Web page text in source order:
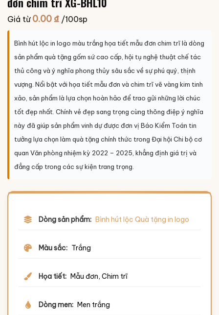
Giá từ 0.00₫ /100sp
Bình hút lộc in logo màu trắng họa tiết mẫu đơn chim trĩ là dòng
sản phẩm quà tặng gốm sứ cao cấp, hội tụ nghệ thuật chế tác
thủ công và ý nghĩa phong thủy sâu sắc về sự phú quý, thịnh
vượng. Nổi bật với họa tiết mẫu đơn và chim trĩ vẽ vàng kim tinh
xảo, sản phẩm là lựa chọn hoàn hảo để trao gửi những lời chúc
tốt đẹp nhất. Chính vẻ đẹp sang trọng cùng thông điệp ý nghĩa
này đã giúp sản phẩm vinh dự được đơn vị Báo Kiểm Toán tin
tưởng lựa chọn làm quà tặng chính thức trong Đại hội Chi bộ cơ
quan Văn phòng nhiệm kỳ 2022 – 2025, khẳng định giá trị và
đẳng cấp trong các sự kiện trang trọng.
Dòng sản phẩm: Bình hút lộc Quà tặng in logo
Màu sắc: Trắng
Họa tiết: Mẫu đơn, Chim trĩ
Dòng men: Men trắng